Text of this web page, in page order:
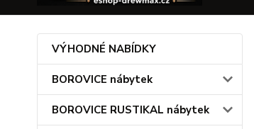
VÝHODNÉ NABÍDKY
BOROVICE nábytek
BOROVICE RUSTIKAL nábytek